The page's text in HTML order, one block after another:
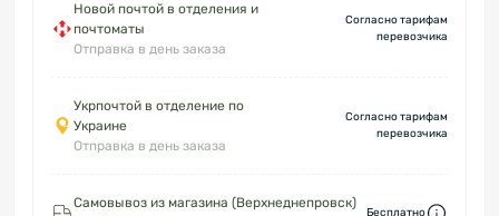
Новой почтой в отделения и
почтоматы
Отправка в день заказа
Согласно тарифам
перевозчика
Укрпочтой в отделение по
Украине
Отправка в день заказа
Согласно тарифам
перевозчика
Самовывоз из магазина (Верхнеднепровск)
Бесплатно